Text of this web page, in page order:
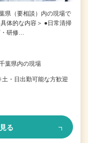
県（要相談）内の現場で
体的な内容＞ ●日常清掃
研修…
葉県内の現場
・日出勤可能な方歓迎
る